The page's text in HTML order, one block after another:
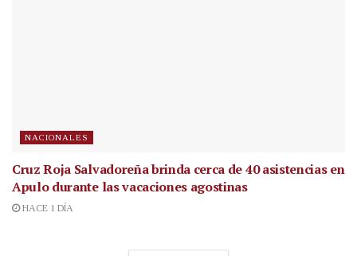
NACIONALES
Cruz Roja Salvadoreña brinda cerca de 40 asistencias en
Apulo durante las vacaciones agostinas
HACE 1 DÍA